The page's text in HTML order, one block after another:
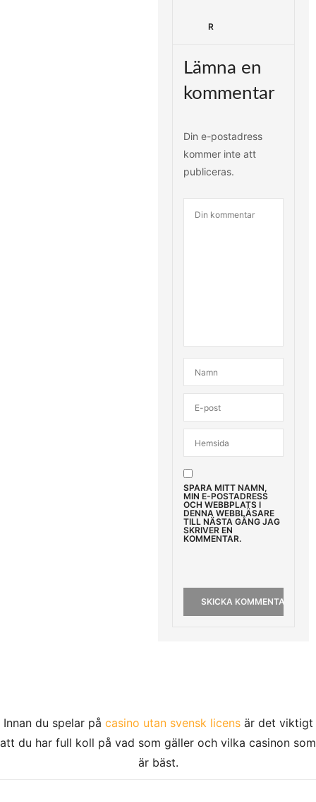
R
Lämna en
kommentar
Din e-postadress
kommer inte att
publiceras.
SPARA MITT NAMN,
MIN E-POSTADRESS
OCH WEBBPLATS I
DENNA WEBBLÄSARE
TILL NÄSTA GÅNG JAG
SKRIVER EN
KOMMENTAR.
Innan du spelar på casino utan svensk licensär det viktigt
att du har full koll på vad som gäller och vilka casinon som
är bäst.